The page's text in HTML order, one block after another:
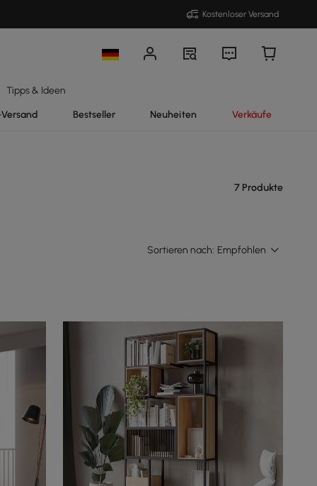
Kostenloser Versand
Tipps & Ideen
Bestseller Neuheiten Verkäufe
7 Produkte
Sortieren nach: Empfohlen